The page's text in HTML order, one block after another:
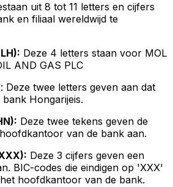
uit 8 tot 11 letters en cijfers
en filiaal wereldwijd te
Deze 4 letters staan voor MOL
AND GAS PLC
Deze twee letters geven aan dat
Hongarijeis.
Deze twee tekens geven de
van de bank aan.
Deze 3 cijfers geven een
BIC-codes die eindigen op 'XXX'
hoofdkantoor van de bank.